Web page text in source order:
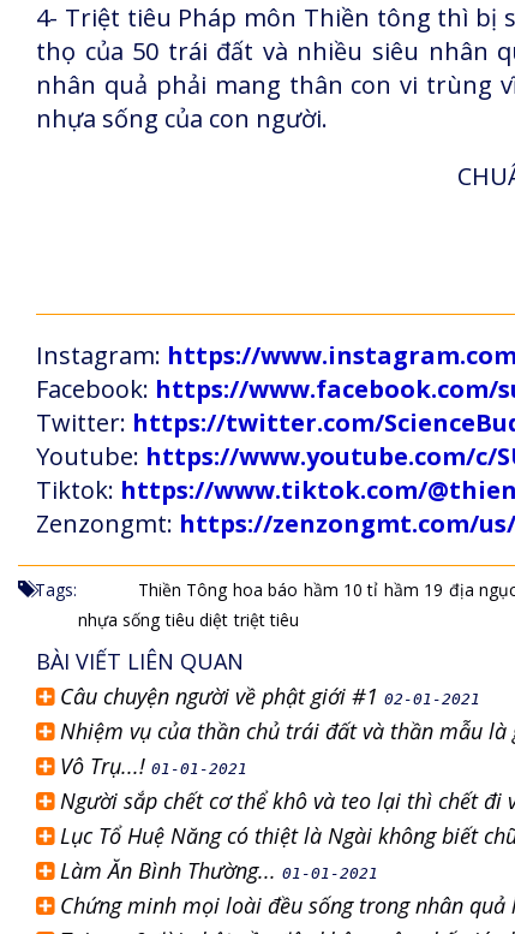
4- Triệt tiêu Pháp môn Thiền tông thì bị
thọ của 50 trái đất và nhiều siêu nhân
nhân quả phải mang thân con vi trùng
nhựa sống của con người.
Instagram: https://
Facebook: https://
Twitter: https://twitter.com/
Youtube: https://www.youtube.com/c/
Tiktok: https://www.tiktok.com/
Zenzongmt: https://zenzongmt.com/us/
Tags: Thiền Tông hoa báo hầm 10 tỉ hầm 19 địa
nhựa sống tiêu diệt triệt tiêu
BÀI VIẾT LIÊN QUAN
Câu chuyện người về phật giới #1 02-01-2021
Nhiệm vụ của thần chủ trái đất và thần mẫu là
Vô Trụ...! 01-01-2021
Người sắp chết cơ thể khô và teo lại thì chết đi
Lục Tổ Huệ Năng có thiệt là Ngài không biết
Làm Ăn Bình Thường... 01-01-2021
Chứng minh mọi loài đều sống trong nhân quả